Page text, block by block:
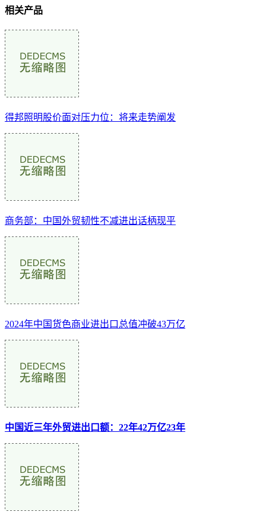
相关产品
得邦照明股价面对压力位：将来走势阐发
商务部：中国外贸韧性不减进出话柄现平
2024年中国货色商业进出口总值冲破43万亿
中国近三年外贸进出口额：22年42万亿23年